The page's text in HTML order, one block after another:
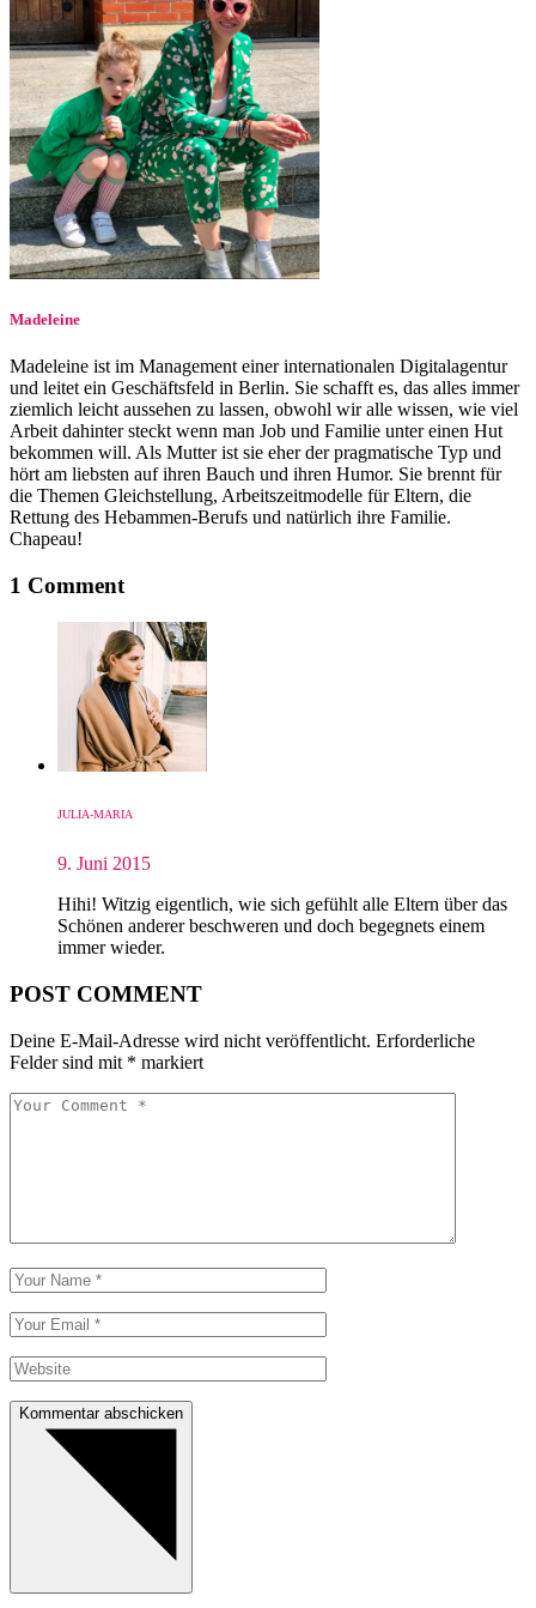
Madeleine
Madeleine ist im Management einer internationalen Digitalagentur
und leitet ein Geschäftsfeld in Berlin. Sie schafft es, das alles immer
ziemlich leicht aussehen zu lassen, obwohl wir alle wissen, wie viel
Arbeit dahinter steckt wenn man Job und Familie unter einen Hut
bekommen will. Als Mutter ist sie eher der pragmatische Typ und
hört am liebsten auf ihren Bauch und ihren Humor. Sie brennt für
die Themen Gleichstellung, Arbeitszeitmodelle für Eltern, die
Rettung des Hebammen-Berufs und natürlich ihre Familie.
Chapeau!
1 Comment
JULIA-MARIA
9. Juni 2015
Hihi! Witzig eigentlich, wie sich gefühlt alle Eltern über das
Schönen anderer beschweren und doch begegnets einem
immer wieder.
POST COMMENT
Deine E-Mail-Adresse wird nicht veröffentlicht. Erforderliche
Felder sind mit * markiert
Kommentar abschicken